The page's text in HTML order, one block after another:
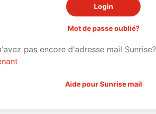
Mot de passe oublié?
pas encore d'adresse mail Sunrise?
Aide pour Sunrise mail